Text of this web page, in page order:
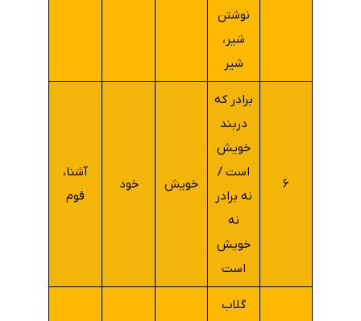
نوشتن
شیر،
شیر
۶
برادر که
دربند
خویش
است /
نه برادر
نه
خویش
است
خویش خود
آشنا،
قوم
گلاب